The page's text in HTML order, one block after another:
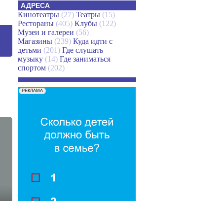
АДРЕСА
Кинотеатры(27) Театры(15)
Рестораны(405) Клубы(122)
Музеи и галереи (56)
Магазины(239) Куда идти с
детьми (201) Где слушать
музыку(14) Где заниматься
спортом(202)